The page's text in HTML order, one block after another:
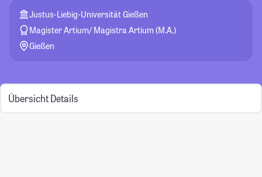
Justus-Liebig-Universität Gießen
Magister Artium/ Magistra Artium (M.A.)
Gießen
Übersicht Details